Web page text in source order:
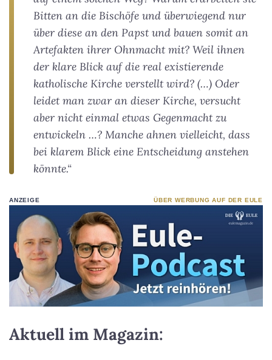
Bitten an die Bischöfe und überwiegend nur
über diese an den Papst und bauen somit an
Artefakten ihrer Ohnmacht mit? Weil ihnen
der klare Blick auf die real existierende
katholische Kirche verstellt wird? (…) Oder
leidet man zwar an dieser Kirche, versucht
aber nicht einmal etwas Gegenmacht zu
entwickeln …? Manche ahnen vielleicht, dass
bei klarem Blick eine Entscheidung anstehen
könnte.“
ANZEIGE ÜBER WERBUNG AUF DER EULE
Aktuell im Magazin: